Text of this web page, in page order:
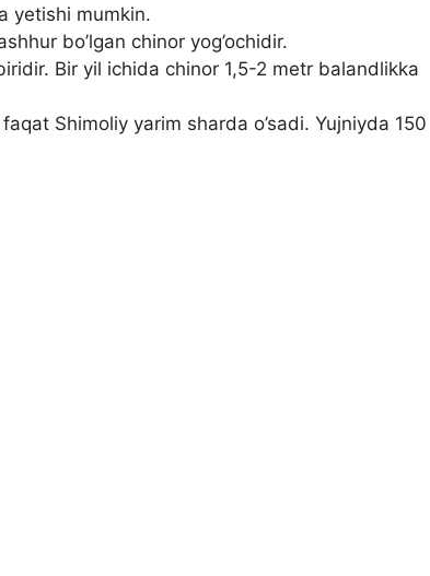
yetishi mumkin.
bo’lgan chinor yog’ochidir.
Bir yil ichida chinor 1,5-2 metr balandlikka
Shimoliy yarim sharda o’sadi. Yujniyda 150